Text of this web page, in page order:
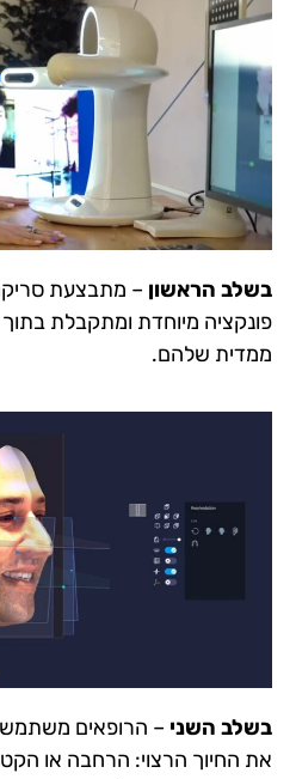
בשלב הראשון – מתבצעת
פונקציה מיוחדת ומתקבלת
ממדית שלהם.
בשלב השני – הרופאים
את החיוך הרצוי: הרחבה או